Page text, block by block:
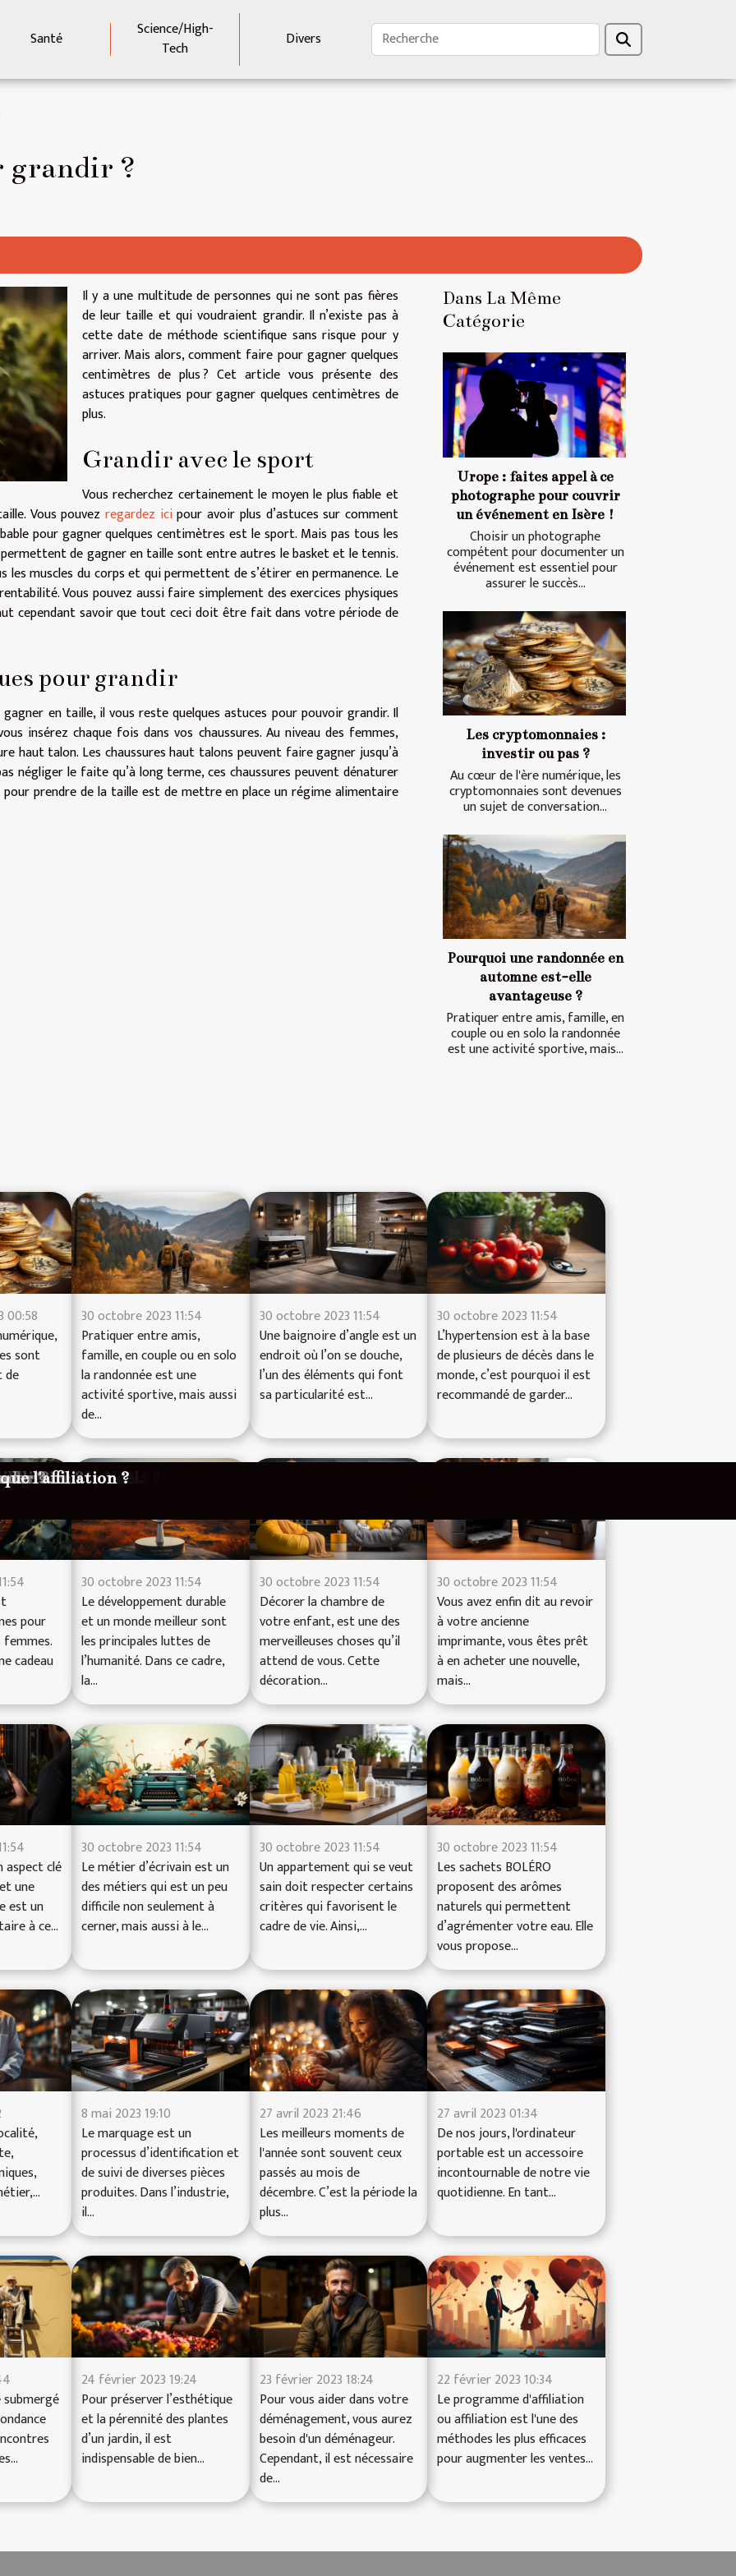
Santé
Science/High-
Tech
Divers
grandir ?
Il y a une multitude de personnes qui ne sont pas fières
de leur taille et qui voudraient grandir. Il n’existe pas à
cette date de méthode scientifique sans risque pour y
arriver. Mais alors, comment faire pour gagner quelques
centimètres de plus ? Cet article vous présente des
astuces pratiques pour gagner quelques centimètres de
plus.
Grandir avec le sport
Vous recherchez certainement le moyen le plus fiable et
Vous pouvez regardez icipour avoir plus d’astuces sur comment
pour gagner quelques centimètres est le sport. Mais pas tous les
de gagner en taille sont entre autres le basket et le tennis.
muscles du corps et qui permettent de s’étirer en permanence. Le
Vous pouvez aussi faire simplement des exercices physiques
cependant savoir que tout ceci doit être fait dans votre période de
pour grandir
en taille, il vous reste quelques astuces pour pouvoir grandir. Il
insérez chaque fois dans vos chaussures. Au niveau des femmes,
haut talon. Les chaussures haut talons peuvent faire gagner jusqu’à
négliger le faite qu’à long terme, ces chaussures peuvent dénaturer
prendre de la taille est de mettre en place un régime alimentaire
Dans La Même
Catégorie
Urope : faites appel à ce
photographe pour couvrir
un événement en Isère !
Choisir un photographe
compétent pour documenter un
événement est essentiel pour
assurer le succès...
Les cryptomonnaies :
investir ou pas ?
Au cœur de l'ère numérique, les
cryptomonnaies sont devenues
un sujet de conversation...
Pourquoi une randonnée en
automne est-elle
avantageuse ?
Pratiquer entre amis, famille, en
couple ou en solo la randonnée
est une activité sportive, mais...
un événement en Isère !
00:58
sont
de
?
30 octobre 2023 11:54
Pratiquer entre amis,
famille, en couple ou en solo
la randonnée est une
activité sportive, mais aussi
de...
?
30 octobre 2023 11:54
Une baignoire d’angle est un
endroit où l’on se douche,
l’un des éléments qui font
sa particularité est...
tension artérielle ?
30 octobre 2023 11:54
L’hypertension est à la base
de plusieurs de décès dans le
monde, c’est pourquoi il est
recommandé de garder...
?
?
pour
cadeau
?
30 octobre 2023 11:54
Le développement durable
et un monde meilleur sont
les principales luttes de
l’humanité. Dans ce cadre,
la...
?
30 octobre 2023 11:54
Décorer la chambre de
votre enfant, est une des
merveilleuses choses qu’il
attend de vous. Cette
décoration...
30 octobre 2023 11:54
Vous avez enfin dit au revoir
à votre ancienne
imprimante, vous êtes prêt
à en acheter une nouvelle,
mais...
familiale ?
aspect clé
une
est un
à ce...
30 octobre 2023 11:54
Le métier d’écrivain est un
des métiers qui est un peu
difficile non seulement à
cerner, mais aussi à le...
hygiéniques ?
30 octobre 2023 11:54
Un appartement qui se veut
sain doit respecter certains
critères qui favorisent le
cadre de vie. Ainsi,...
30 octobre 2023 11:54
Les sachets BOLÉRO
proposent des arômes
naturels qui permettent
d’agrémenter votre eau. Elle
vous propose...
en ligne ?à un avocat ?
de marquage
8 mai 2023 19:10
Le marquage est un
processus d’identification et
de suivi de diverses pièces
produites. Dans l’industrie,
il...
période de Noël.
27 avril 2023 21:46
Les meilleurs moments de
l'année sont souvent ceux
passés au mois de
décembre. C’est la période la
plus...
27 avril 2023 01:34
De nos jours, l'ordinateur
portable est un accessoire
incontournable de notre vie
quotidienne. En tant...
?
solitaire ?
?
24 février 2023 19:24
Pour préserver l’esthétique
et la pérennité des plantes
d’un jardin, il est
indispensable de bien...
?
23 février 2023 18:24
Pour vous aider dans votre
déménagement, vous aurez
besoin d'un déménageur.
Cependant, il est nécessaire
de...
l'affiliation ?
22 février 2023 10:34
Le programme d'affiliation
ou affiliation est l'une des
méthodes les plus efficaces
pour augmenter les ventes...